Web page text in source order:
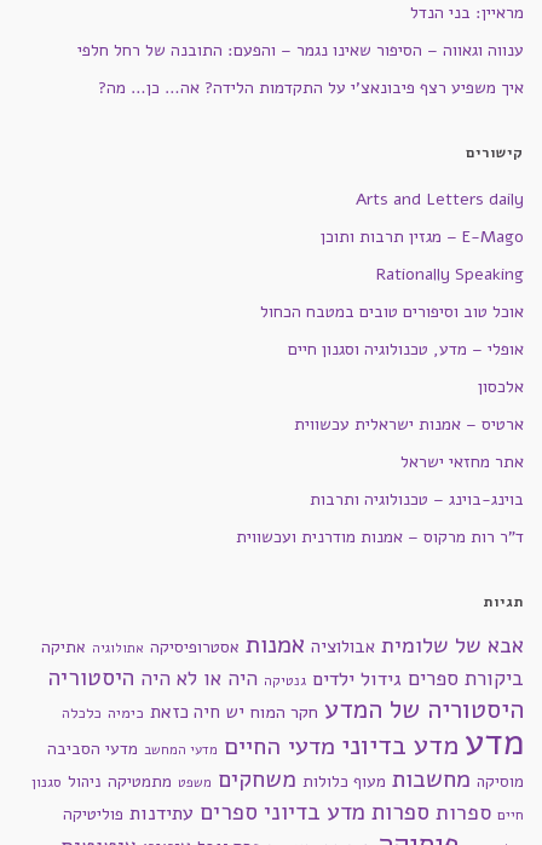
מראיין: בני הנדל
ענווה וגאווה – הסיפור שאינו נגמר – והפעם: התובנה של רחל חלפי
איך משפיע רצף פיבונאצ'י על התקדמות הלידה? אה… כן… מה?
קישורים
Arts and Letters daily
E-Mago – מגזין תרבות ותוכן
Rationally Speaking
אוכל טוב וסיפורים טובים במטבח הכחול
אופלי – מדע, טכנולוגיה וסגנון חיים
אלכסון
ארטיס – אמנות ישראלית עכשווית
אתר מחזאי ישראל
בוינג-בוינג – טכנולוגיה ותרבות
ד"ר רות מרקוס – אמנות מודרנית ועכשווית
תגיות
אבא של שלומית אבולוציה אמנות אסטרופיסיקה אתולוגיה אתיקה
ביקורת ספרים גידול ילדים גנטיקה היה או לא היה היסטוריה
היסטוריה של המדע חקר המוח יש חיה כזאת כימיה כלכלה
מדע מדע בדיוני מדעי החיים מדעי המחשב מדעי הסביבה
מוסיקה מחשבות מעוף כלולות משחקים משפט מתמטיקה ניהול סגנון
חיים ספרות ספרות מדע בדיוני ספרים עתידנות פוליטיקה